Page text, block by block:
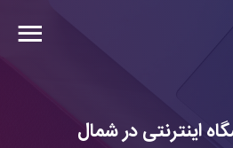
اینترنتی در شمال